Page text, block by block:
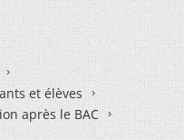
et élèves
après le BAC